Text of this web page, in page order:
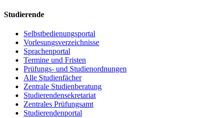
Studierende
Selbstbedienungsportal
Vorlesungsverzeichnisse
Sprachenportal
Termine und Fristen
Prüfungs- und Studienordnungen
Alle Studienfächer
Zentrale Studienberatung
Studierendensekretariat
Zentrales Prüfungsamt
Studierendenportal